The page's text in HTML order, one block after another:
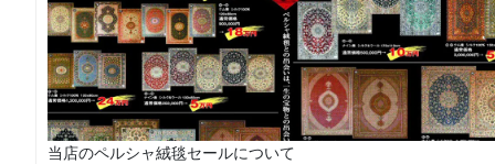
当店のペルシャ絨毯セールについて